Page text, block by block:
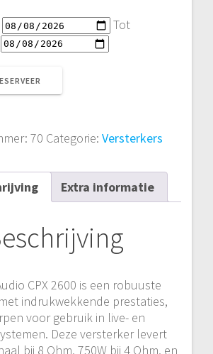
Tot
70 Categorie: Versterkers
Extra informatie
CPX 2600 is een robuuste
indrukwekkende prestaties,
voor gebruik in live- en
Deze versterker levert
bij 8 Ohm, 750W bij 4 Ohm, en